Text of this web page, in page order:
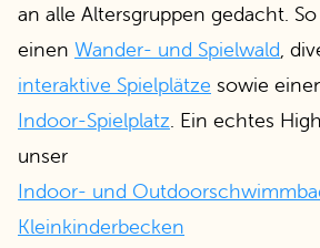
an alle Altersgruppen gedacht.
einen Wander- und Spielwald ,
interaktive Spielplätze sowie
Indoor-Spielplatz . Ein echtes
unser
Indoor- und
Kleinkinderbecken